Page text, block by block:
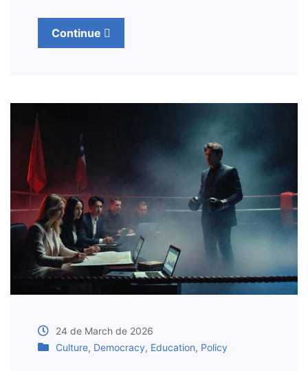
Continue
24 de March de 2026
Culture, Democracy, Education, Policy